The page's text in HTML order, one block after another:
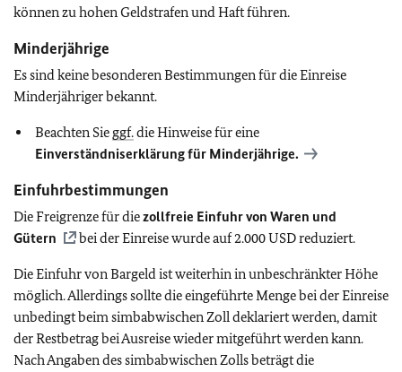
können zu hohen Geldstrafen und Haft führen.
Minderjährige
Es sind keine besonderen Bestimmungen für die Einreise
Minderjähriger bekannt.
Beachten Sie ggf.die Hinweise für eine
Einverständniserklärung für Minderjährige.
Einfuhrbestimmungen
Die Freigrenze für diezollfreie Einfuhr von Waren und
Gütern
bei der Einreise wurde auf 2.000 USD reduziert.
Die Einfuhr von Bargeld ist weiterhin in unbeschränkter Höhe
möglich. Allerdings sollte die eingeführte Menge bei der Einreise
unbedingt beim simbabwischen Zoll deklariert werden, damit
der Restbetrag bei Ausreise wieder mitgeführt werden kann.
Nach Angaben des simbabwischen Zolls beträgt die